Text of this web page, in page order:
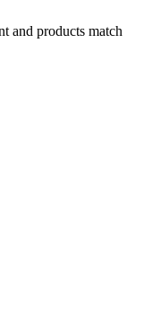
and products match